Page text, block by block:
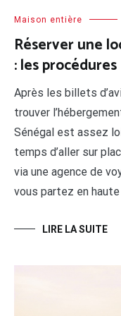
Maison entière
Réserver une
: les procédures
Après les billets
trouver
Sénégal est assez
temps d’aller sur
via une agence de
vous partez en
LIRE LA SUITE